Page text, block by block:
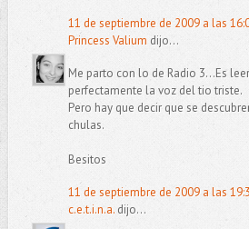
11 de septiembre de 2009 a las
Princess Valium dijo...
Me parto con lo de Radio 3...Es
perfectamente la voz del tio triste.
Pero hay que decir que se
chulas.
Besitos
11 de septiembre de 2009 a las
c.e.t.i.n.a.dijo...